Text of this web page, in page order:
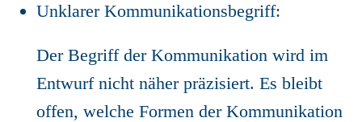
Unklarer Kommunikationsbegriff:
Der Begriff der Kommunikation wird im
Entwurf nicht näher präzisiert. Es bleibt
offen, welche Formen der Kommunikation